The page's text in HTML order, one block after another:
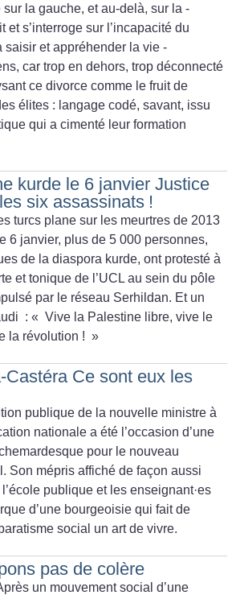
sur la gauche, et au-delà, sur la
et s’interroge sur l’incapacité du
saisir et appréhender la vie
car trop en dehors, trop déconnecté
ce divorce comme le fruit de
élites : langage codé, savant, issu
qui a cimenté leur formation
kurde le 6 janvier Justice
six assassinats !
turcs plane sur les meurtres de 2013
6 janvier, plus de 5 000 personnes,
de la diaspora kurde, ont protesté à
et tonique de l’UCL au sein du pôle
par le réseau Serhildan. Et un
: « Vive la Palestine libre, vive le
la révolution ! »
Castéra Ce sont eux les
publique de la nouvelle ministre à
nationale a été l’occasion d’une
pour le nouveau
Son mépris affiché de façon aussi
publique et les enseignant·es
d’une bourgeoisie qui fait de
social un art de vivre.
pas de colère
un mouvement social d’une